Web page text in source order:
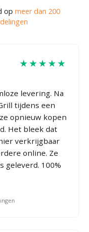
op meer dan 200
★★★★★
levering. Na
tijdens een
opnieuw kopen
Het bleek dat
verkrijgbaar
online. Ze
geleverd. 100%